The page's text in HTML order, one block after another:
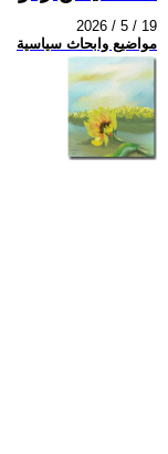
2026 / 5 / 19
مواضيع وابحاث سياسية